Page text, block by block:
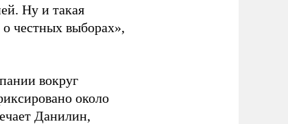
Ну и такая
честных выборах»,
вокруг
около
Данилин,